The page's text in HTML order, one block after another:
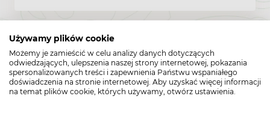
Używamy plików cookie
Możemy je zamieścić w celu analizy danych dotyczących
odwiedzających, ulepszenia naszej strony internetowej, pokazania
spersonalizowanych treści i zapewnienia Państwu wspaniałego
doświadczenia na stronie internetowej. Aby uzyskać więcej informacji
na temat plików cookie, których używamy, otwórz ustawienia.
Dane produktowe pochodzą z NIQBrandbank